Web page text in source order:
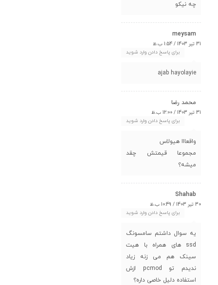
چه نیکو
meysam
31 تیر 1403 / 1:54 ب.ظ
برای پاسخ دادن وارد شوید
ajab hayolayie
محمد رضا
31 تیر 1403 / 12:00 ب.ظ
برای پاسخ دادن وارد شوید
واقعااا هیولاس
مجموعا قیمتش چقد
میشه؟
Shahab
30 تیر 1403 / 10:49 ب.ظ
برای پاسخ دادن وارد شوید
یه سوال داشتم سامسونگ
ssd های همراه با هیت
سینک هم می زنه زیاد
ندیدم تو pcmod ازش
استفاده دلیل خاصی داره؟